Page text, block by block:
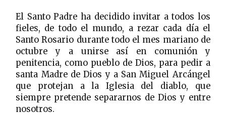
El Santo Padre ha decidido invitar a todos los
fieles, de todo el mundo, a rezar cada día el
Santo Rosario durante todo el mes mariano de
octubre y a unirse así en comunión y
penitencia, como pueblo de Dios, para pedir a
santa Madre de Dios y a San Miguel Arcángel
que protejan a la Iglesia del diablo, que
siempre pretende separarnos de Dios y entre
nosotros.